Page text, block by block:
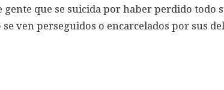
gente que se suicida por haber perdido
ven perseguidos o encarcelados por sus